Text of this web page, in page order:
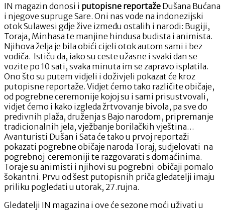
IN magazin donosi i putopisne reportaže Dušana Bućana
i njegove supruge Sare. Oni nas vode na indonezijski
otok Sulawesi gdje žive između ostalih i narodi: Bugiji,
Toraja, Minhasa te manjine hindusa budista i animista.
Njihova želja je bila obići cijeli otok autom sami i bez
vodiča. Ističu da, iako su ceste užasne i svaki dan se
vozite po 10 sati, svaka minuta im se zapravo isplatila.
Ono što su putem vidjeli i doživjeli pokazat će kroz
putopisne reportaže. Vidjet ćemo tako različite običaje,
od pogrebne ceremonije kojoj su i sami prisustvovali,
vidjet ćemo i kako izgleda žrtvovanje bivola, pa sve do
predivnih plaža, druženja s Bajo narodom, pripremanje
tradicionalnih jela, vježbanje borilačkih vještina…
Avanturisti Dušan i Sata će tako u prvoj reportaži
pokazati pogrebne običaje naroda Toraj, sudjelovati na
pogrebnoj ceremoniji te razgovarati s domaćinima.
Toraje su animisti i njihovi su pogrebni običaji pomalo
šokantni. Prvu od šest putopisnih priča gledatelji imaju
priliku pogledati u utorak, 27.rujna.
Gledatelji IN magazina i ove će sezone moći uživati u